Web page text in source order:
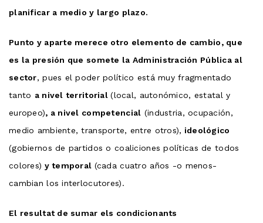
planificar a medio y largo plazo.
Punto y aparte merece otro elemento de cambio, que
es la presión que somete la Administración Pública al
sector, pues el poder político está muy fragmentado
tanto a nivel territorial(local, autonómico, estatal y
europeo), a nivel competencial (industria, ocupación,
medio ambiente, transporte, entre otros), ideológico
(gobiernos de partidos o coaliciones políticas de todos
colores) y temporal (cada cuatro años -o menos-
cambian los interlocutores).
El resultat de sumar els condicionants